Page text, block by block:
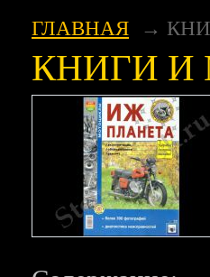
ГЛАВНАЯ
КНИГИ